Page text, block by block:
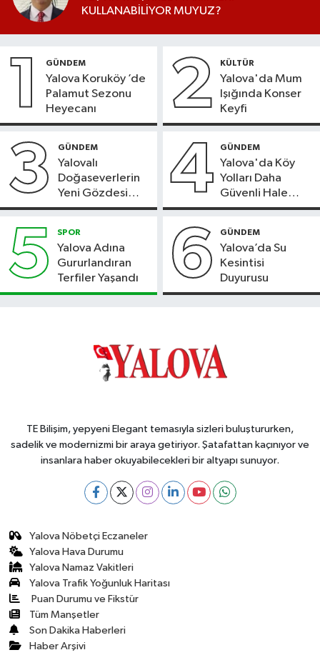
KULLANABİLİYOR MUYUZ?
1 GÜNDEM
Yalova Koruköy ’de
Palamut Sezonu
Heyecanı
2 KÜLTÜR
Yalova'da Mum
Işığında Konser
Keyfi
3 GÜNDEM
Yalovalı
Doğaseverlerin
Yeni Gözdesi
Bolu'daki Meyve
4 GÜNDEM
Yalova'da Köy
Yolları Daha
Güvenli Hale
Geliyor
5 SPOR
Yalova Adına
Gururlandıran
Terfiler Yaşandı
6 GÜNDEM
Yalova’da Su
Kesintisi
Duyurusu
TE Bilişim, yepyeni Elegant temasıyla sizleri buluştururken,
sadelik ve modernizmi bir araya getiriyor. Şatafattan kaçınıyor ve
insanlara haber okuyabilecekleri bir altyapı sunuyor.
Yalova Nöbetçi Eczaneler
Yalova Hava Durumu
Yalova Namaz Vakitleri
Yalova Trafik Yoğunluk Haritası
Puan Durumu ve Fikstür
Tüm Manşetler
Son Dakika Haberleri
Haber Arşivi